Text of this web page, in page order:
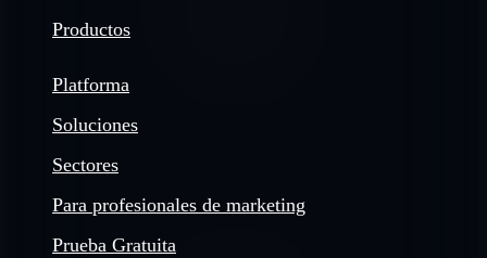
Productos
Platforma
Soluciones
Sectores
Para profesionales de marketing
Prueba Gratuita